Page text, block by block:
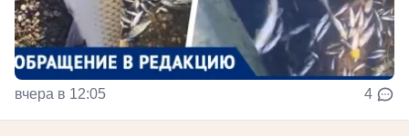
вчера в 12:05 4